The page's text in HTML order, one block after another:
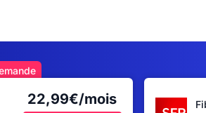
22,99€/mois